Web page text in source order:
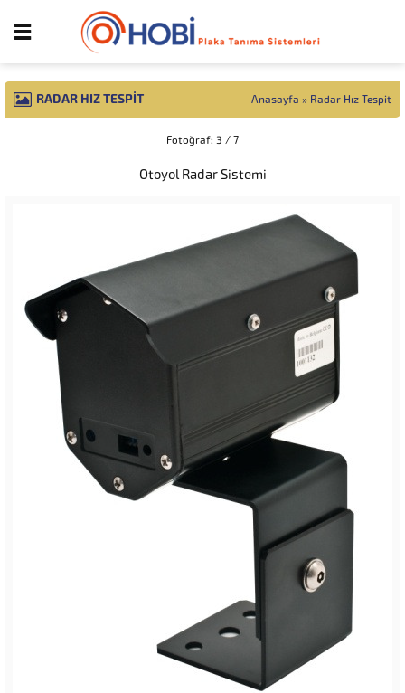
RADAR HIZ TESPIT Anasayfa » Radar Hız Tespit
Fotoğraf: 3 / 7
Otoyol Radar Sistemi